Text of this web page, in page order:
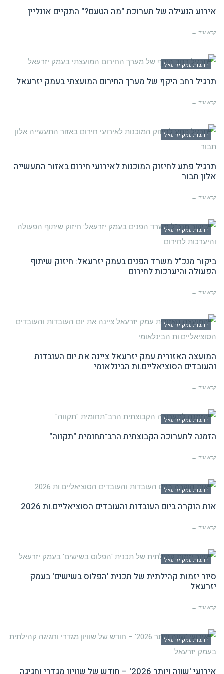
אירוע הנעילה של תערוכת "מה הטעם?" התקיים אונליין
קרא עוד ←
חדשות עמק יזרעאל
תרגיל רחב היקף של מערך החירום המועצתי בעמק יזרעאל
קרא עוד ←
חדשות עמק יזרעאל
תרגיל פתע לחיזוק המוכנות לאירועי חירום באזור התעשייה
אלון תבור
קרא עוד ←
חדשות עמק יזרעאל
ביקור מנכ"ל משרד הפנים בעמק יזרעאל: חיזוק שיתוף
הפעולה והיערכות לחירום
קרא עוד ←
חדשות עמק יזרעאל
המועצה האזורית עמק יזרעאל ציינה את יום העובדות
והעובדים הסוציאליים.ות הבינלאומי
קרא עוד ←
חדשות עמק יזרעאל
הזמנה לתערוכה הקבוצתית הרב־תחומית "תקווה"
קרא עוד ←
חדשות עמק יזרעאל
אות הוקרה ביום העובדות והעובדים הסוציאליים.ות 2026
קרא עוד ←
חדשות עמק יזרעאל
סיור יזמות קהילתית של תכנית 'הפלוס בשישים' בעמק
יזרעאל
קרא עוד ←
חדשות עמק יזרעאל